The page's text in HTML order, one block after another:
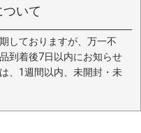
いて
しておりますが、万一不
到着後7日以内にお知らせ
、1週間以内、未開封・未